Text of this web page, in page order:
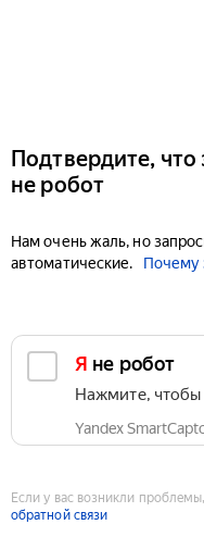
Подтвердите, что
не робот
Нам очень жаль, но
автоматические.
Почему
Я не робот
Нажмите,
Yandex
Если у вас возникли
обратной связи